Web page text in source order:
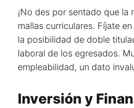
¡No des por sentado que la
mallas curriculares. Fíjate
la posibilidad de doble
laboral de los egresados.
empleabilidad, un dato
Inversión y